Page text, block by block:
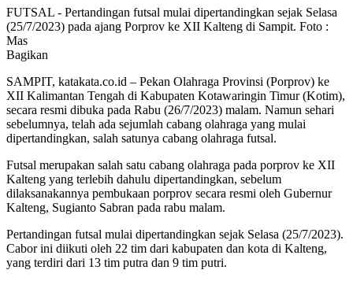
FUTSAL - Pertandingan futsal mulai dipertandingkan sejak Selasa
(25/7/2023) pada ajang Porprov ke XII Kalteng di Sampit. Foto :
Mas
Bagikan
SAMPIT, katakata.co.id – Pekan Olahraga Provinsi (Porprov) ke
XII Kalimantan Tengah di Kabupaten Kotawaringin Timur (Kotim),
secara resmi dibuka pada Rabu (26/7/2023) malam. Namun sehari
sebelumnya, telah ada sejumlah cabang olahraga yang mulai
dipertandingkan, salah satunya cabang olahraga futsal.
Futsal merupakan salah satu cabang olahraga pada porprov ke XII
Kalteng yang terlebih dahulu dipertandingkan, sebelum
dilaksanakannya pembukaan porprov secara resmi oleh Gubernur
Kalteng, Sugianto Sabran pada rabu malam.
Pertandingan futsal mulai dipertandingkan sejak Selasa (25/7/2023).
Cabor ini diikuti oleh 22 tim dari kabupaten dan kota di Kalteng,
yang terdiri dari 13 tim putra dan 9 tim putri.